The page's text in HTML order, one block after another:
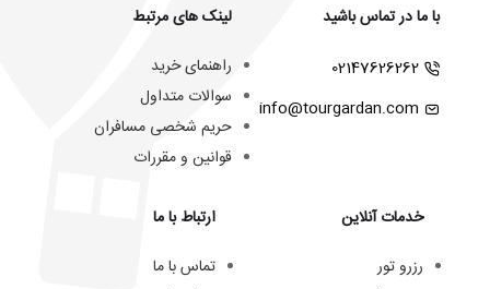
با ما در تماس باشید
02147626262
info@tourgardan.com
خدمات آنلاین
رزرو تور
لینک های مرتبط
راهنمای خرید
سوالات متداول
حریم شخصی مسافران
قوانین و مقررات
ارتباط با ما
تماس با ما